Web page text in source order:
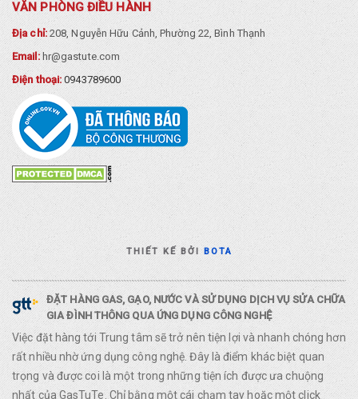
VĂN PHÒNG ĐIỀU HÀNH
Địa chỉ:208, Nguyễn Hữu Cảnh, Phường 22, Bình Thạnh
Email:hr@gastute.com
Điện thoại:0943789600
THIẾT KẾ BỞIBOTA
ĐẶT HÀNG GAS, GẠO, NƯỚC VÀ SỬ DỤNG DỊCH VỤ SỬA CHỮA
GIA ĐÌNH THÔNG QUA ỨNG DỤNG CÔNG NGHỆ
Việc đặt hàng tới Trung tâm sẽ trở nên tiện lợi và nhanh chóng hơn
rất nhiều nhờ ứng dụng công nghệ. Đây là điểm khác biệt quan
trọng và được coi là một trong những tiện ích được ưa chuộng
nhất của GasTuTe. Chỉ bằng một cái chạm tay hoặc một click